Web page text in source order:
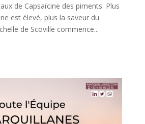
de Capsaïcine des piments. Plus
est élevé, plus la saveur du
de Scoville commence...